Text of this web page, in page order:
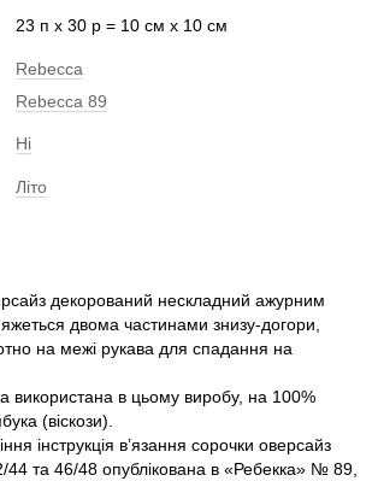
23 п х 30 р = 10 см х 10 см
Rebecca
Rebecca 89
Ні
Літо
декорований нескладний ажурним
двома частинами знизу-догори,
на межі рукава для спадання на
використана в цьому виробу, на 100%
(віскози).
інструкція в’язання сорочки оверсайз
44 та 46/48 опублікована в «Ребекка» № 89,